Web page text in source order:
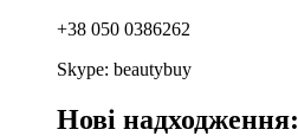
+38 050 0386262
Skype: beautybuy
Нові надходження: